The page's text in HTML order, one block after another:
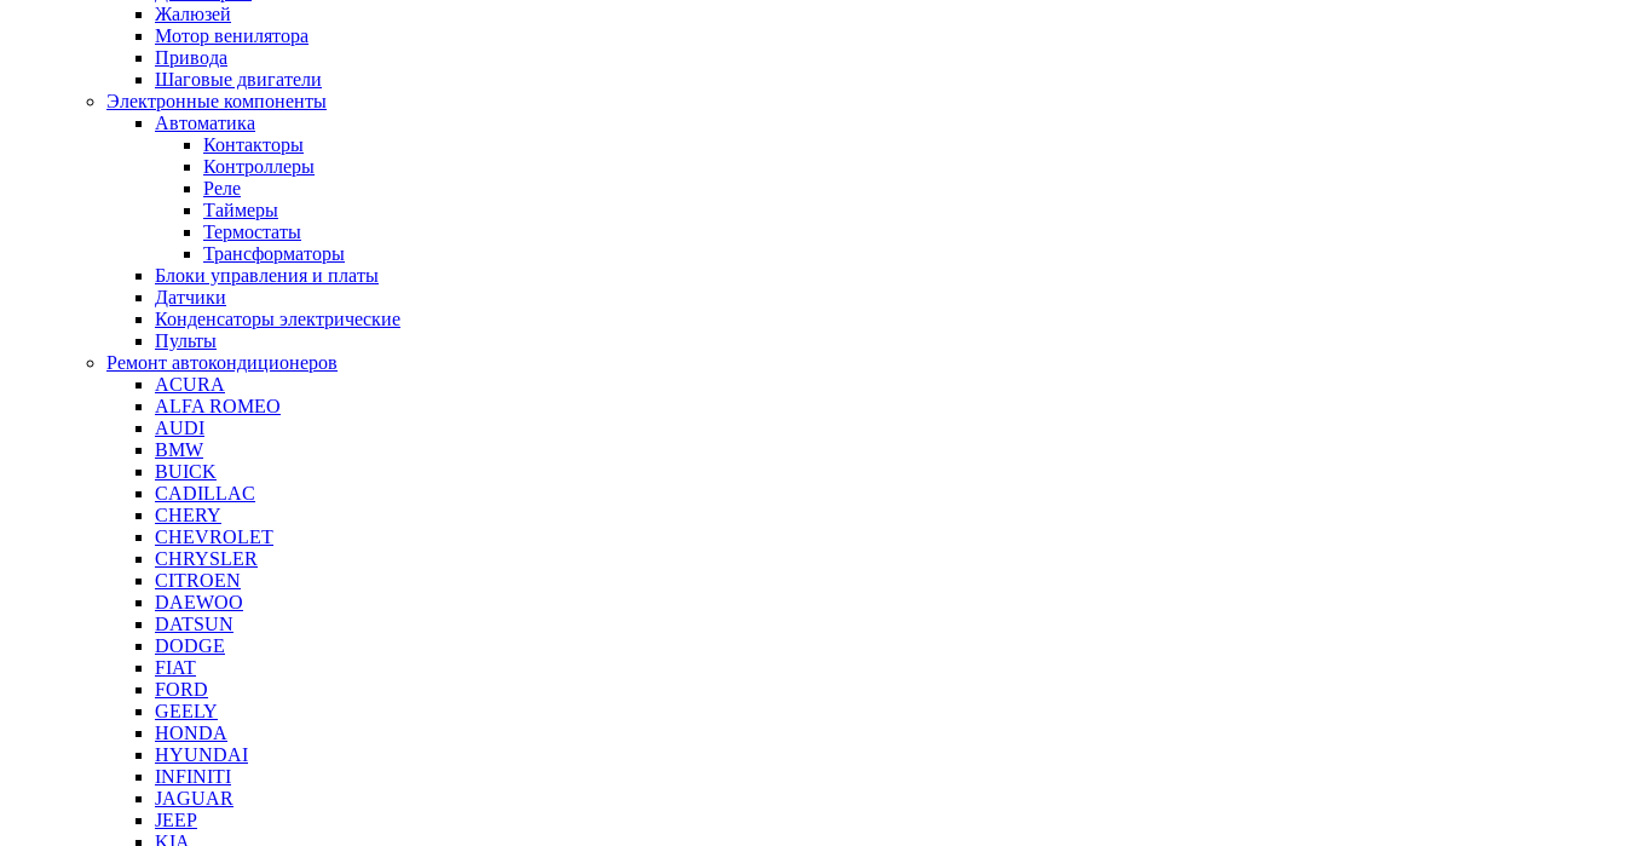
Жалюзей
Мотор венилятора
Привода
Шаговые двигатели
Электронные компоненты
Автоматика
Контакторы
Контроллеры
Реле
Таймеры
Термостаты
Трансформаторы
Блоки управления и платы
Датчики
Конденсаторы электрические
Пульты
Ремонт автокондиционеров
ACURA
ALFA ROMEO
AUDI
BMW
BUICK
CADILLAC
CHERY
CHEVROLET
CHRYSLER
CITROEN
DAEWOO
DATSUN
DODGE
FIAT
FORD
GEELY
HONDA
HYUNDAI
INFINITI
JAGUAR
JEEP
KIA